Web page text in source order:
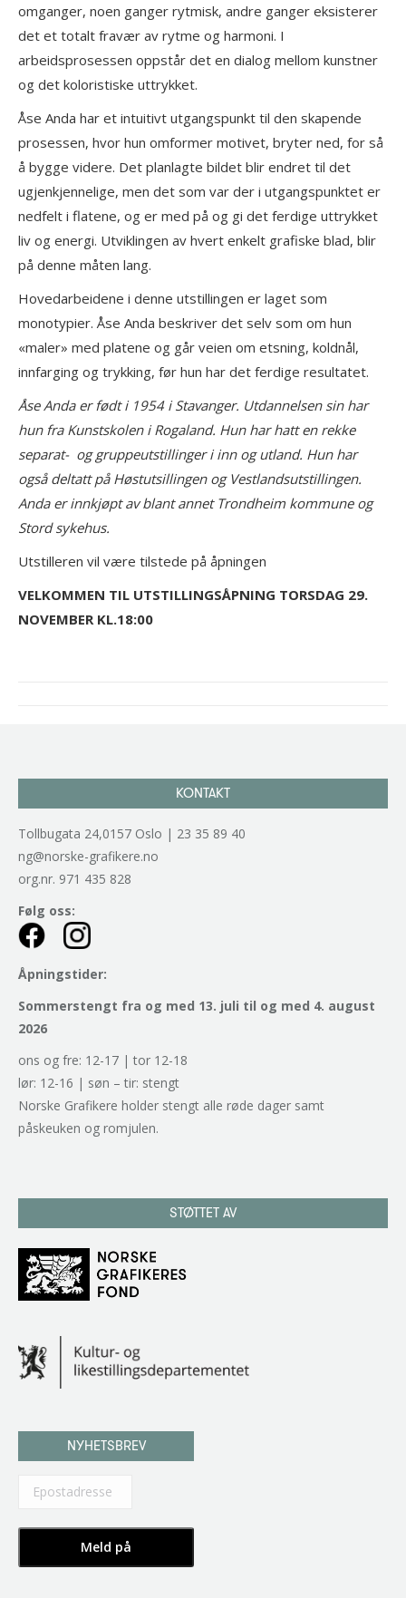
omganger, noen ganger rytmisk, andre ganger eksisterer
det et totalt fravær av rytme og harmoni. I
arbeidsprosessen oppstår det en dialog mellom kunstner
og det koloristiske uttrykket.
Åse Anda har et intuitivt utgangspunkt til den skapende
prosessen, hvor hun omformer motivet, bryter ned, for så
å bygge videre. Det planlagte bildet blir endret til det
ugjenkjennelige, men det som var der i utgangspunktet er
nedfelt i flatene, og er med på og gi det ferdige uttrykket
liv og energi. Utviklingen av hvert enkelt grafiske blad, blir
på denne måten lang.
Hovedarbeidene i denne utstillingen er laget som
monotypier. Åse Anda beskriver det selv som om hun
«maler» med platene og går veien om etsning, koldnål,
innfarging og trykking, før hun har det ferdige resultatet.
Åse Anda er født i 1954 i Stavanger. Utdannelsen sin har
hun fra Kunstskolen i Rogaland. Hun har hatt en rekke
separat- og gruppeutstillinger i inn og utland. Hun har
også deltatt på Høstutsillingen og Vestlandsutstillingen.
Anda er innkjøpt av blant annet Trondheim kommune og
Stord sykehus.
Utstilleren vil være tilstede på åpningen
VELKOMMEN TIL UTSTILLINGSÅPNING TORSDAG 29.
NOVEMBER KL.18:00
KONTAKT
Tollbugata 24,0157 Oslo | 23 35 89 40
ng@norske-grafikere.no
org.nr. 971 435 828
Følg oss:
Åpningstider:
Sommerstengt fra og med 13. juli til og med 4. august
2026
ons og fre: 12-17 | tor 12-18
lør: 12-16 | søn – tir: stengt
Norske Grafikere holder stengt alle røde dager samt
påskeuken og romjulen.
STØTTET AV
NYHETSBREV